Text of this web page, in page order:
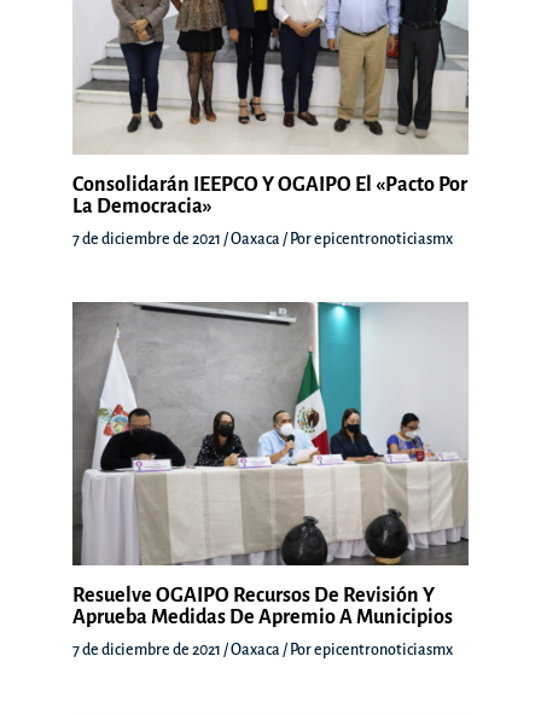
Consolidarán IEEPCO Y OGAIPO El «Pacto Por
La Democracia»
7 de diciembre de 2021 /Oaxaca / Porepicentronoticiasmx
Resuelve OGAIPO Recursos De Revisión Y
Aprueba Medidas De Apremio A Municipios
7 de diciembre de 2021 /Oaxaca / Porepicentronoticiasmx